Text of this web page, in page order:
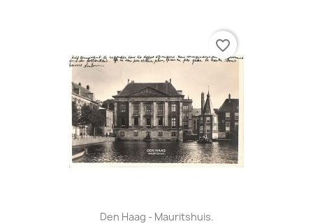
Den Haag - Mauritshuis.
favorite_border